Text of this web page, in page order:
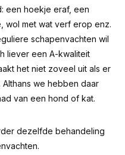
een hoekje eraf, een
wol met wat verf erop enz.
schapenvachten wil
liever een A-kwaliteit
het niet zoveel uit als er
Althans we hebben daar
van een hond of kat.
dezelfde behandeling